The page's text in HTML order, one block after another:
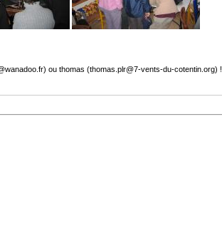
ou thomas (thomas.plr@7-vents-du-cotentin.org) !